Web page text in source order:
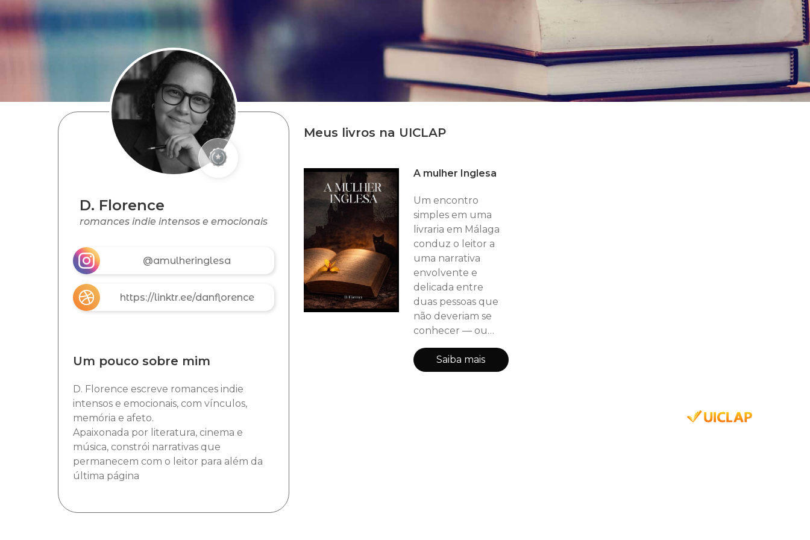
D. Florence
romances indie intensos e emocionais
@amulheringlesa
https://linktr.ee/danflorence
Um pouco sobre mim
D. Florence escreve romances indie
intensos e emocionais, com vínculos,
memória e afeto.
Apaixonada por literatura, cinema e
música, constrói narrativas que
permanecem com o leitor para além da
última página
Meus livros na UICLAP
A mulher Inglesa
Um encontro
simples em uma
livraria em Málaga
conduz o leitor a
uma narrativa
envolvente e
delicada entre
duas pessoas que
não deveriam se
conhecer — ou
sequer se
apaixonar. Entre
livros e silêncios, o
Saiba mais